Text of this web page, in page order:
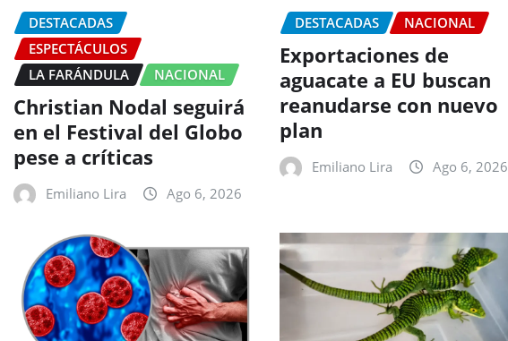
DESTACADAS
ESPECTÁCULOS
LA FARÁNDULA
NACIONAL
Christian Nodal seguirá
en el Festival del Globo
pese a críticas
Emiliano Lira Ago 6, 2026
DESTACADAS NACIONAL
Exportaciones de
aguacate a EU buscan
reanudarse con nuevo
plan
Emiliano Lira Ago 6, 2026